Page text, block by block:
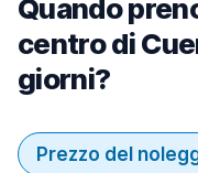
Quando
centro di
giorni?
Prezzo del